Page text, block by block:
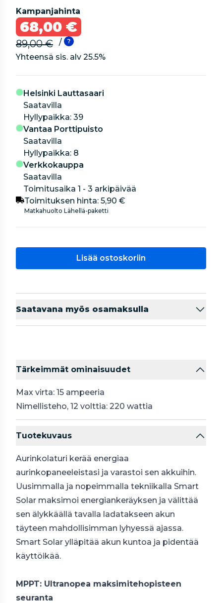
Kampanjahinta
68,00 €
89,00 €
/
Yhteensä sis. alv 25.5%
Helsinki Lauttasaari
Saatavilla
hyllypaikka: 39
Vantaa Porttipuisto
Saatavilla
hyllypaikka: 8
Verkkokauppa
Saatavilla
Toimitusaika 1 - 3 arkipäivää
Toimituksen hinta: 5,90 €
Matkahuolto Lähellä-paketti
Lisää ostoskoriin
Saatavana myös osamaksulla
Tärkeimmät ominaisuudet
Max virta: 15 ampeeria
Nimellisteho, 12 volttia: 220 wattia
Tuotekuvaus
Aurinkolaturi kerää energiaa
aurinkopaneeleistasi ja varastoi sen akkuihin.
Uusimmalla ja nopeimmalla tekniikalla Smart
Solar maksimoi energiankeräyksen ja välittää
sen älykkäällä tavalla ladatakseen akun
täyteen mahdollisimman lyhyessä ajassa.
Smart Solar ylläpitää akun kuntoa ja pidentää
käyttöikää.
MPPT: Ultranopea maksimitehopisteen
seuranta